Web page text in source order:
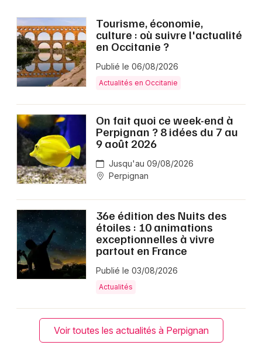
Tourisme, économie,
culture : où suivre l'actualité
en Occitanie ?
Publié le 06/08/2026
Actualités en Occitanie
On fait quoi ce week-end à
Perpignan ? 8 idées du 7 au
9 août 2026
Jusqu'au 09/08/2026
Perpignan
36e édition des Nuits des
étoiles : 10 animations
exceptionnelles à vivre
partout en France
Publié le 03/08/2026
Actualités
Voir toutes les actualités à Perpignan